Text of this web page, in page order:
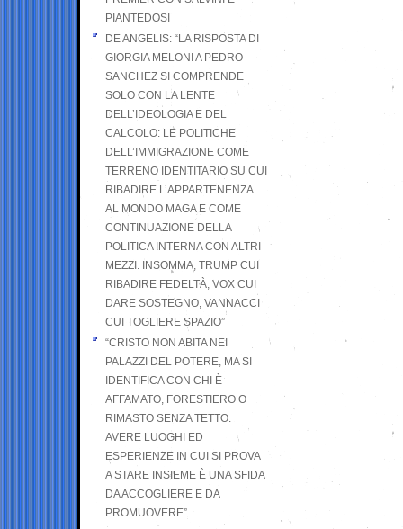
PIANTEDOSI
DE ANGELIS: “LA RISPOSTA DI
GIORGIA MELONI A PEDRO
SANCHEZ SI COMPRENDE
SOLO CON LA LENTE
DELL’IDEOLOGIA E DEL
CALCOLO: LE POLITICHE
DELL’IMMIGRAZIONE COME
TERRENO IDENTITARIO SU CUI
RIBADIRE L’APPARTENENZA
AL MONDO MAGA E COME
CONTINUAZIONE DELLA
POLITICA INTERNA CON ALTRI
MEZZI. INSOMMA, TRUMP CUI
RIBADIRE FEDELTÀ, VOX CUI
DARE SOSTEGNO, VANNACCI
CUI TOGLIERE SPAZIO”
“CRISTO NON ABITA NEI
PALAZZI DEL POTERE, MA SI
IDENTIFICA CON CHI È
AFFAMATO, FORESTIERO O
RIMASTO SENZA TETTO.
AVERE LUOGHI ED
ESPERIENZE IN CUI SI PROVA
A STARE INSIEME È UNA SFIDA
DA ACCOGLIERE E DA
PROMUOVERE”